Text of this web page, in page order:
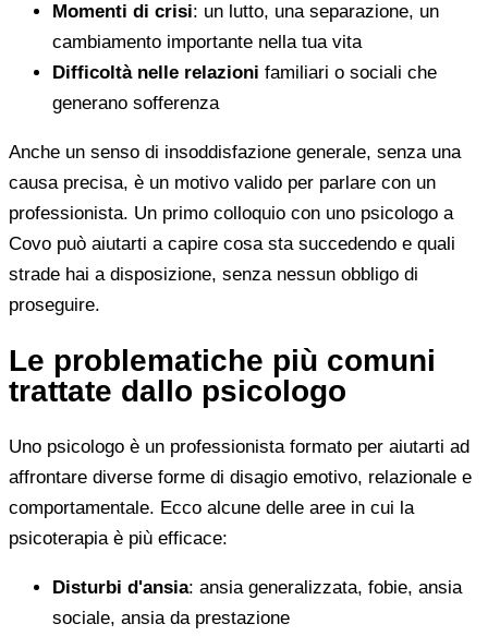
Momenti di crisi: un lutto, una separazione, un
cambiamento importante nella tua vita
Difficoltà nelle relazioni familiari o sociali che
generano sofferenza
Anche un senso di insoddisfazione generale, senza una
causa precisa, è un motivo valido per parlare con un
professionista. Un primo colloquio con uno psicologo a
Covo può aiutarti a capire cosa sta succedendo e quali
strade hai a disposizione, senza nessun obbligo di
proseguire.
Le problematiche più comuni
trattate dallo psicologo
Uno psicologo è un professionista formato per aiutarti ad
affrontare diverse forme di disagio emotivo, relazionale e
comportamentale. Ecco alcune delle aree in cui la
psicoterapia è più efficace:
Disturbi d'ansia: ansia generalizzata, fobie, ansia
sociale, ansia da prestazione